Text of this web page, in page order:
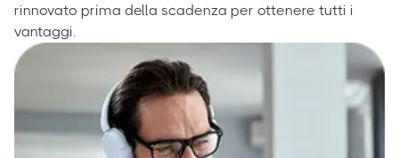
rinnovato prima della scadenza per ottenere tutti i
vantaggi.